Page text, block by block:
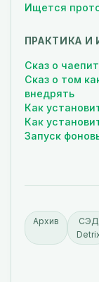
Ищется
ПРАКТИКА И
Сказ о
Сказ о том
внедрять
Как
Как
Запуск
Архив
СЭД